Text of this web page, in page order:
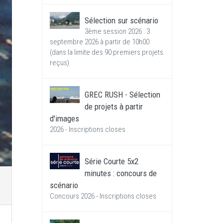
Sélection sur scénario
3ème session 2026 : 3
septembre 2026 à partir de 10h00
(dans la limite des 90 premiers projets
reçus)
GREC RUSH - Sélection
de projets à partir
d'images
2026 - Inscriptions closes
Série Courte 5x2
minutes : concours de
scénario
Concours 2026 - Inscriptions closes